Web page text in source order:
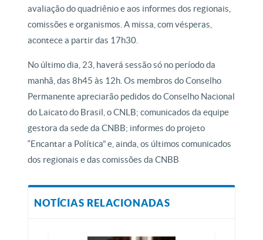
avaliação do quadriênio e aos informes dos regionais,
comissões e organismos. A missa, com vésperas,
acontece a partir das 17h30.
No último dia, 23, haverá sessão só no período da
manhã, das 8h45 às 12h. Os membros do Conselho
Permanente apreciarão pedidos do Conselho Nacional
do Laicato do Brasil, o CNLB; comunicados da equipe
gestora da sede da CNBB; informes do projeto
“Encantar a Política” e, ainda, os últimos comunicados
dos regionais e das comissões da CNBB
NOTÍCIAS RELACIONADAS